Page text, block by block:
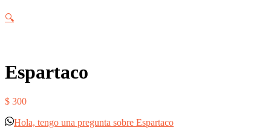
🔍
Espartaco
$ 300
Hola, tengo una pregunta sobre Espartaco